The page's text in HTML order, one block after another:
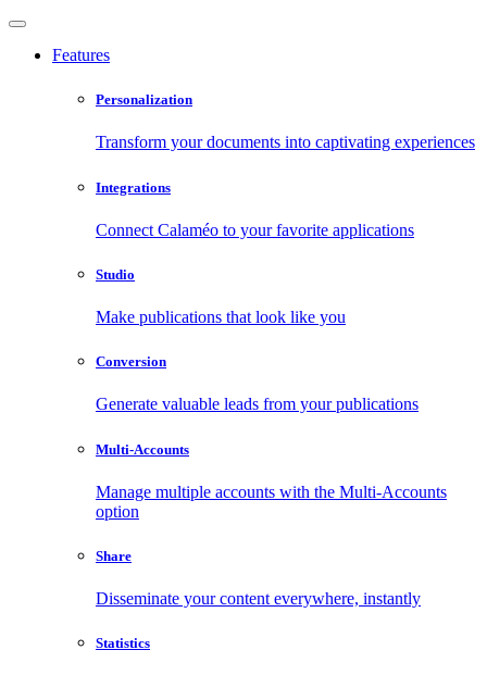
Features
Personalization
Transform your documents into captivating experiences
Integrations
Connect Calaméo to your favorite applications
Studio
Make publications that look like you
Conversion
Generate valuable leads from your publications
Multi-Accounts
Manage multiple accounts with the Multi-Accounts
option
Share
Disseminate your content everywhere, instantly
Statistics